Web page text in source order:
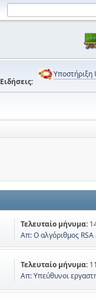
Ειδήσεις:
Υποστήριξη
Τελευταίο μήνυμα:
Απ: Ο αλγόριθμος RSA
Τελευταίο μήνυμα:
Απ: Υπεύθυνοι